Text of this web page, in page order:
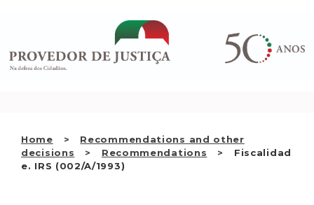
conteúdo
Home
Recommendations and other
decisions
Recommendations
Fiscalidad
e. IRS (002/A/1993)
WHO WE ARE
THE OMBUDSMAN AS
NATIONAL HUMAN RIGHTS
EN